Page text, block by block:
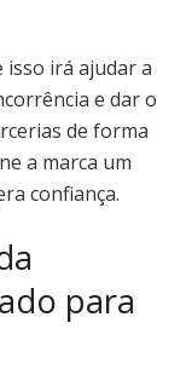
isso irá ajudar a
e dar o
de forma
a marca um
confiança.
para